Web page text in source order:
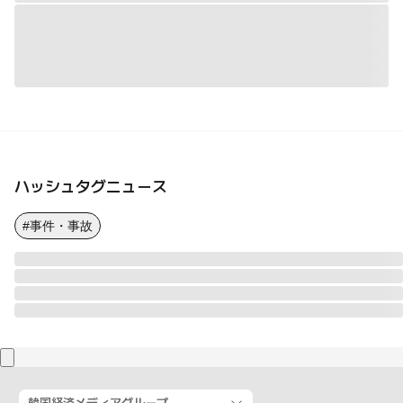
ハッシュタグニュース
#事件・事故